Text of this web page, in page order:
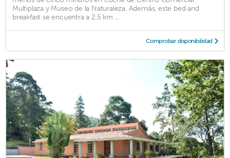
Multiplaza y Museo de la Naturaleza. Además, este bed and
breakfast se encuentra a 2,5 km ...
Comprobar disponibilidad